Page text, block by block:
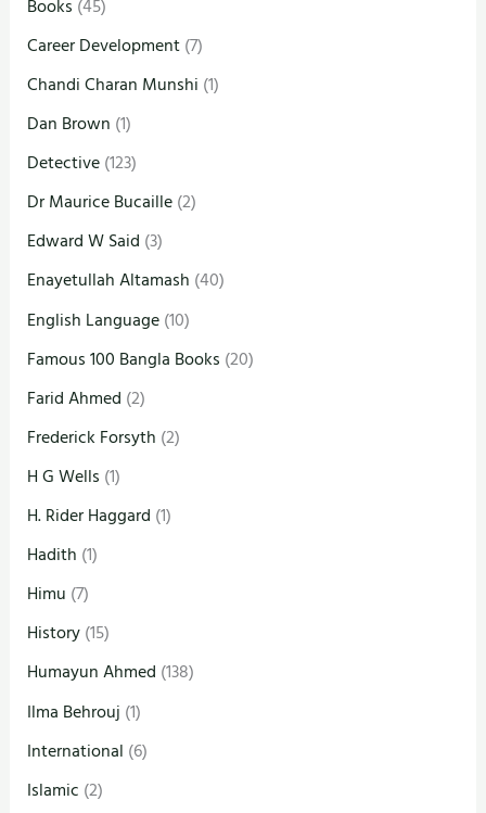
Books (45)
Career Development(7)
Chandi Charan Munshi (1)
Dan Brown (1)
Detective(123)
Dr Maurice Bucaille(2)
Edward W Said (3)
Enayetullah Altamash (40)
English Language(10)
Famous 100 Bangla Books (20)
Farid Ahmed (2)
Frederick Forsyth (2)
H G Wells (1)
H. Rider Haggard (1)
Hadith (1)
Himu (7)
History(15)
Humayun Ahmed (138)
Ilma Behrouj (1)
International (6)
Islamic (2)